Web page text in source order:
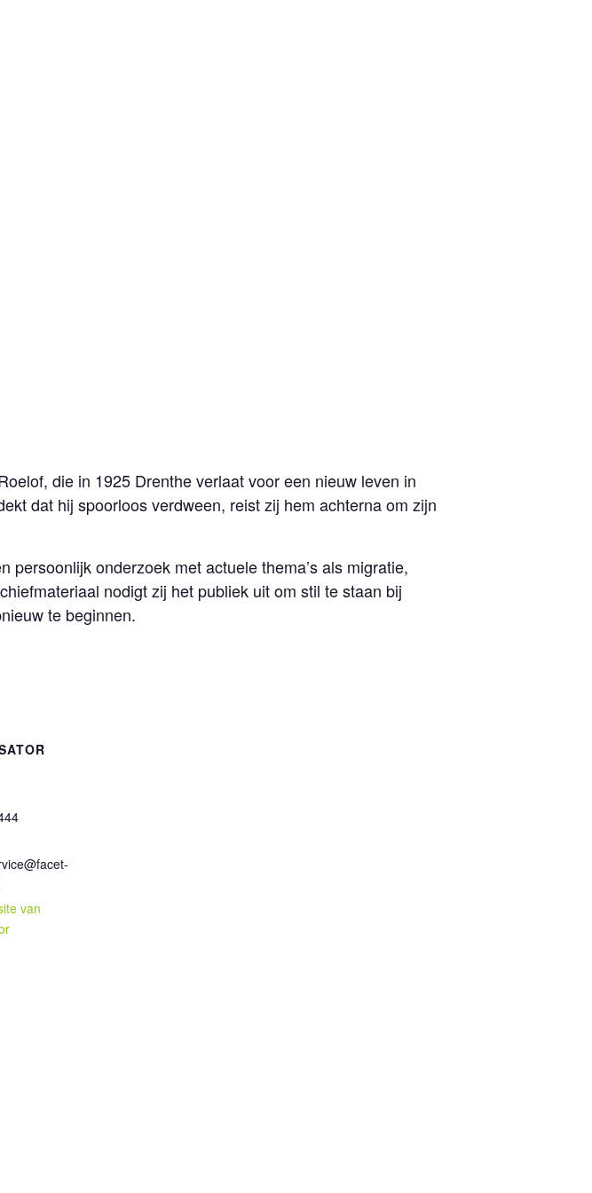
die in 1925 Drenthe verlaat voor een nieuw leven in
dat hij spoorloos verdween, reist zij hem achterna om zijn
onderzoek met actuele thema’s als migratie,
nodigt zij het publiek uit om stil te staan bij
te beginnen.
van